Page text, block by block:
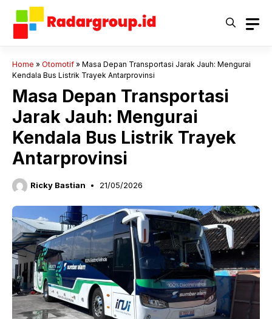
Langsung
Home » Otomotif » Masa Depan Transportasi Jarak Jauh: Mengurai
Kendala Bus Listrik Trayek Antarprovinsi
Masa Depan Transportasi
Jarak Jauh: Mengurai
Kendala Bus Listrik Trayek
Antarprovinsi
Ricky Bastian 21/05/2026